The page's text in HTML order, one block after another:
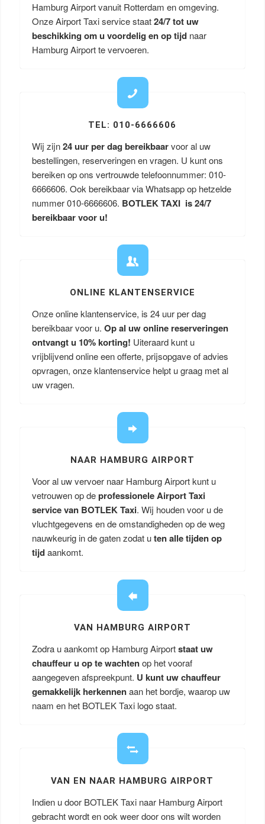
Hamburg Airport vanuit Rotterdam en omgeving.
Onze Airport Taxi service staat24/7 tot uw
beschikking om u voordelig en op tijdnaar
Hamburg Airport te vervoeren.
TEL: 010-6666606
Wij zijn24 uur per dag bereikbaarvoor al uw
bestellingen, reserveringen en vragen. U kunt ons
bereiken op ons vertrouwde telefoonnummer: 010-
6666606. Ook bereikbaar via Whatsapp op hetzelde
nummer 010-6666606. BOTLEK TAXI is 24/7
bereikbaar voor u!
ONLINE KLANTENSERVICE
Onze online klantenservice, is 24 uur per dag
bereikbaar voor u. Op al uw online reserveringen
ontvangt u 10% korting! Uiteraard kunt u
vrijblijvend online een offerte, prijsopgave of advies
opvragen, onze klantenservice helpt u graag met al
uw vragen.
NAAR HAMBURG AIRPORT
Voor al uw vervoer naar Hamburg Airport kunt u
vetrouwen op deprofessionele Airport Taxi
service van BOTLEK Taxi. Wij houden voor u de
vluchtgegevens en de omstandigheden op de weg
nauwkeurig in de gaten zodat uten alle tijden op
tijdaankomt.
VAN HAMBURG AIRPORT
Zodra u aankomt op Hamburg Airportstaat uw
chauffeur u op te wachtenop het vooraf
aangegeven afspreekpunt. U kunt uw chauffeur
gemakkelijk herkennenaan het bordje, waarop uw
naam en het BOTLEK Taxi logo staat.
VAN EN NAAR HAMBURG AIRPORT
Indien u door BOTLEK Taxi naar Hamburg Airport
gebracht wordt en ook weer door ons wilt worden